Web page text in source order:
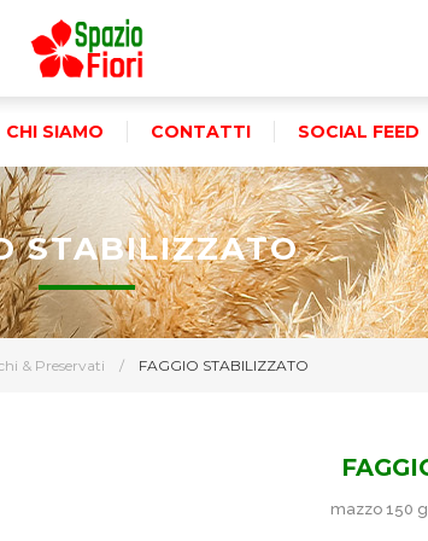
CHI SIAMO CONTATTI SOCIAL FEED
& Preservati / FAGGIO STABILIZZATO
STABILIZZATO
mazzo 150